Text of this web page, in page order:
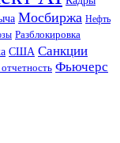
Мосбиржа Нефть
Разблокировка
США Санкции
Фьючерс